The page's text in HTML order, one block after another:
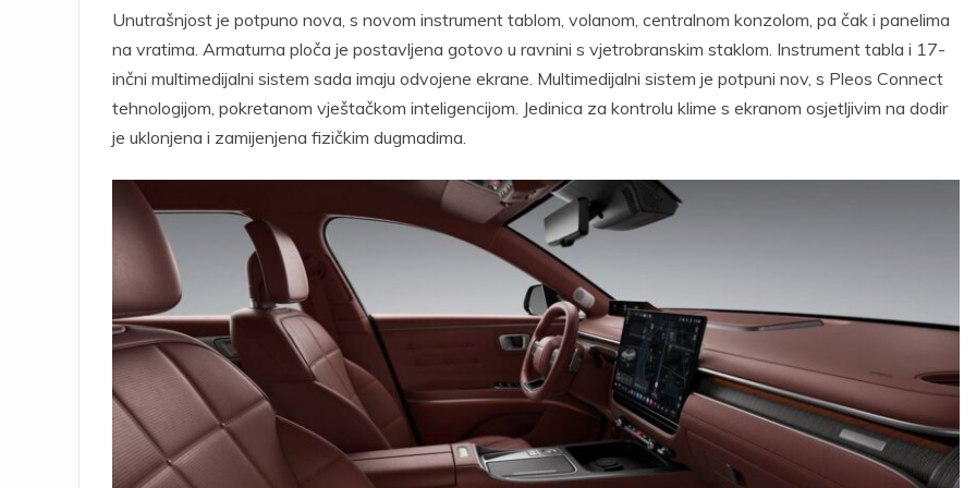
Unutrašnjost je potpuno nova, s novom instrument tablom, volanom, centralnom konzolom, pa čak i panelima
na vratima. Armaturna ploča je postavljena gotovo u ravnini s vjetrobranskim staklom. Instrument tabla i 17-
inčni multimedijalni sistem sada imaju odvojene ekrane. Multimedijalni sistem je potpuni nov, s Pleos Connect
tehnologijom, pokretanom vještačkom inteligencijom. Jedinica za kontrolu klime s ekranom osjetljivim na dodir
je uklonjena i zamijenjena fizičkim dugmadima.